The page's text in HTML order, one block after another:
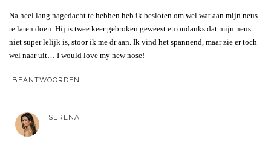
Na heel lang nagedacht te hebben heb ik besloten om wel wat aan mijn neus
te laten doen. Hij is twee keer gebroken geweest en ondanks dat mijn neus
niet super lelijk is, stoor ik me dr aan. Ik vind het spannend, maar zie er toch
wel naar uit… I would love my new nose!
BEANTWOORDEN
SERENA